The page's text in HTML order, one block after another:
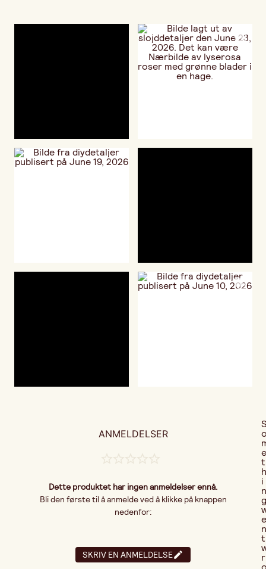
ANMELDELSER
Dette produktet har ingen anmeldelser ennå.
Bli den første til å anmelde ved å klikke på knappen
nedenfor:
SKRIV EN ANMELDELSE
e
t
h
i
n
g
e
n
t
r